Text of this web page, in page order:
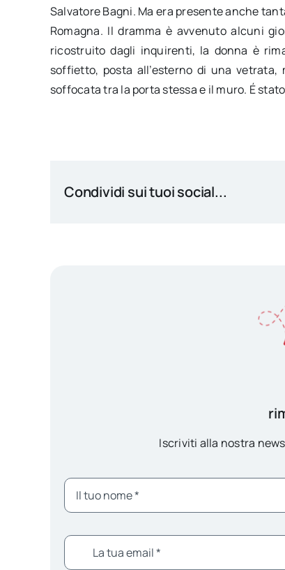
Salvatore Bagni. Ma era presente anche
Romagna. Il dramma è avvenuto alcuni
ricostruito dagli inquirenti, la donna è
soffietto, posta all’esterno di una
soffocata tra la porta stessa e il muro. É
Condividi sui tuoi social...
Iscriviti alla nostra